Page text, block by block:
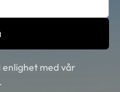
med vår
.